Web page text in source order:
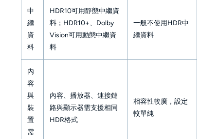
中
繼
資
料
HDR10可用靜態中繼資
料；HDR10+、Dolby
Vision可用動態中繼資
料
一般不使用HDR中
繼資料
內
容
與
裝
置
需
內容、播放器、連接鏈
路與顯示器需支援相同
HDR格式
相容性較廣，設定
較單純